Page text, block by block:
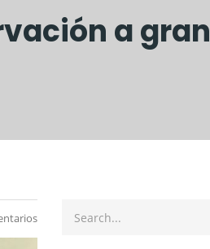
a gran